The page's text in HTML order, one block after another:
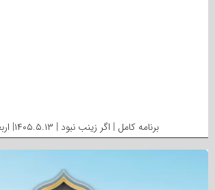
برنامه کامل | اگر زینب نبود | ۱۴۰۵.۵.۱۳| اربعین ۱۴۰۵